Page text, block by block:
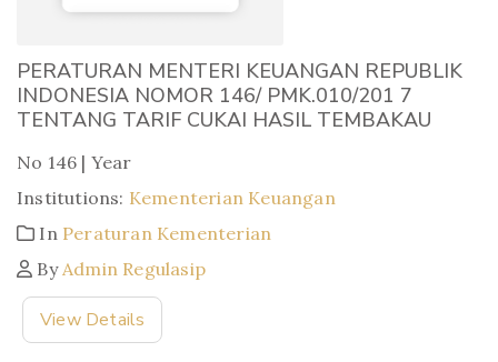
PERATURAN MENTERI KEUANGAN REPUBLIK
INDONESIA NOMOR 146/ PMK.010/201 7
TENTANG TARIF CUKAI HASIL TEMBAKAU
No 146 | Year
Institutions: Kementerian Keuangan
In Peraturan Kementerian
ByAdmin Regulasip
View Details